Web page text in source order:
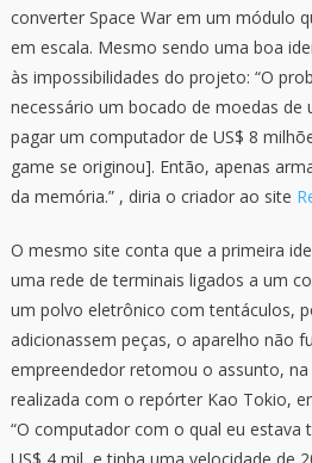
converter Space War em um módulo
em escala. Mesmo sendo uma boa
às impossibilidades do projeto: “O
necessário um bocado de moedas de
pagar um computador de US$ 8
game se originou]. Então, apenas
da memória.” , diria o criador ao site
O mesmo site conta que a primeira
uma rede de terminais ligados a um
um polvo eletrônico com tentáculos,
adicionassem peças, o aparelho não
empreendedor retomou o assunto, na
realizada com o repórter Kao Tokio,
“O computador com o qual eu estava